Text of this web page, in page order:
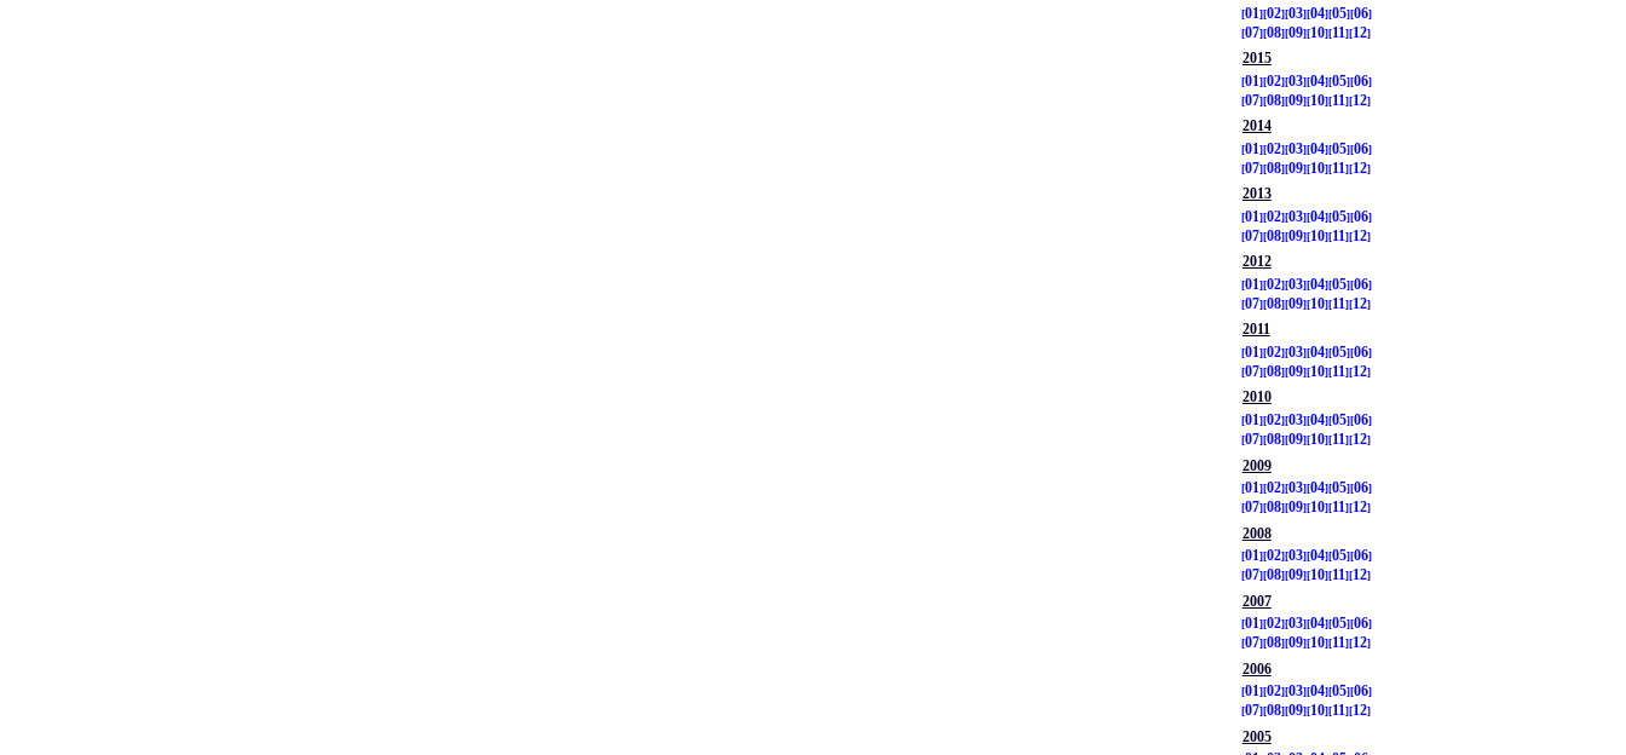
01
02 03 04 05 06
07 08 09 10 11
12
2015
01
02 03 04 05 06
07 08 09 10 11
12
2014
01
02 03 04 05 06
07 08 09 10 11
12
2013
01
02 03 04 05 06
07 08 09 10 11
12
2012
01
02 03 04 05 06
07 08 09 10 11
12
2011
01
02 03 04 05 06
07 08 09 10 11
12
2010
01
02 03 04 05 06
07 08 09 10 11
12
2009
01
02 03 04 05 06
07 08 09 10 11
12
2008
01
02 03 04 05 06
07 08 09 10 11
12
2007
01
02 03 04 05 06
07 08 09 10 11
12
2006
01
02 03 04 05 06
07 08 09 10 11
12
2005